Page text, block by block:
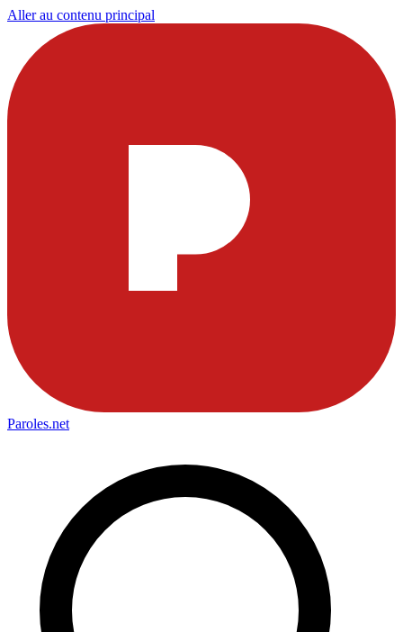
Aller au contenu principal
Paroles.net